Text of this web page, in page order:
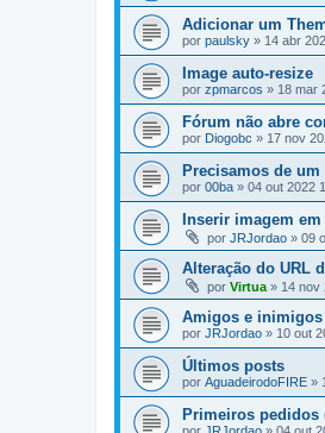
Adicionar um
por paulsky » 14 abr
Image auto-resize
por zpmarcos » 18 mar
Fórum não abre
por Diogobc » 17 nov
Precisamos de
por 00ba » 04 out 2022
Inserir imagem
por JRJordao » 09
Alteração do URL
por Virtua » 14 nov
Amigos e inimigos
por JRJordao » 10 out
Últimos posts
por AguadeirodoFIRE »
Primeiros pedidos